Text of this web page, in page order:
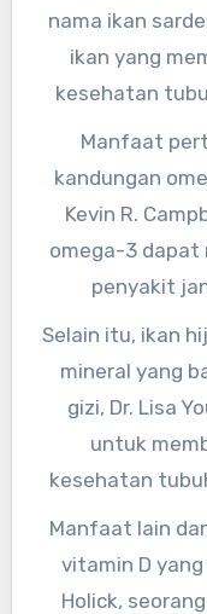
nama ikan
ikan yang
kesehatan
akan
Manfaat
kandungan
Kevin R.
omega-3 dapat
penyakit
mengonsumsi
menjaga
Selain itu, ikan
mineral yang
gizi, Dr. Lisa
untuk
kesehatan
Manfaat lain
vitamin D yang
Holick,